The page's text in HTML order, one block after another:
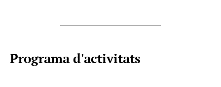
Programa d'activitats